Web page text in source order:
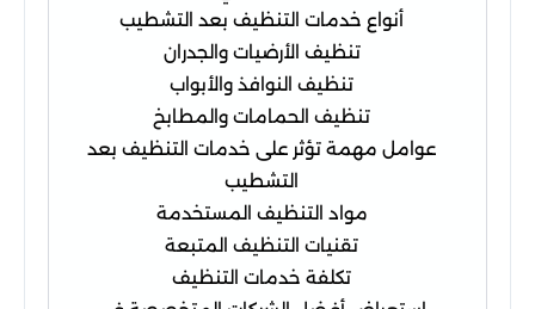
أنواع خدمات التنظيف بعد التشطيب
تنظيف الأرضيات والجدران
تنظيف النوافذ والأبواب
تنظيف الحمامات والمطابخ
عوامل مهمة تؤثر على خدمات التنظيف بعد
التشطيب
مواد التنظيف المستخدمة
تقنيات التنظيف المتبعة
تكلفة خدمات التنظيف